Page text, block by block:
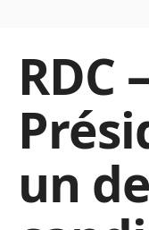
RDC –
un